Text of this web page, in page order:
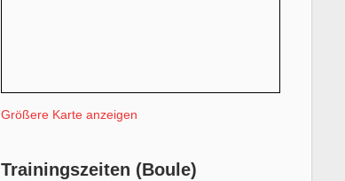
Größere Karte anzeigen
Trainingszeiten (Boule)